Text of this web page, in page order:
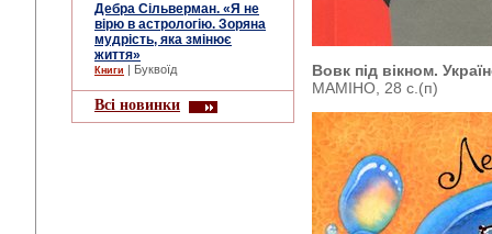
Дебра Сільверман. «Я не
вірю в астрологію. Зоряна
мудрість, яка змінює
життя»
Книги | Буквоїд
Всі новинки
Вовк під вікном.
МАМІНО, 28 с.(п)